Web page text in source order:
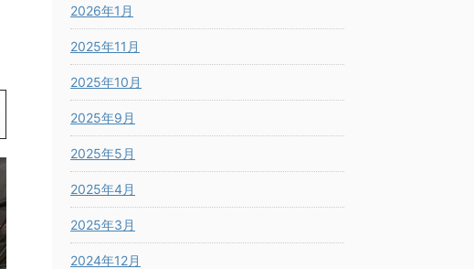
2026年1月
2025年11月
2025年10月
2025年9月
2025年5月
2025年4月
2025年3月
2024年12月